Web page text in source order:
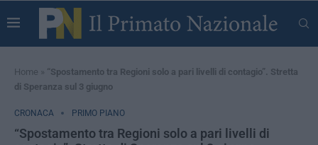
Home » “Spostamento tra Regioni solo a pari livelli di contagio”. Stretta
di Speranza sul 3 giugno
CRONACA PRIMO PIANO
“Spostamento tra Regioni solo a pari livelli di